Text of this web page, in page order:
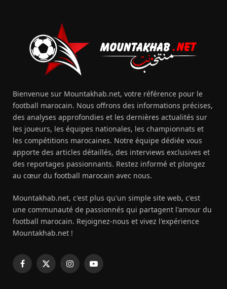
Bienvenue sur Mountakhab.net, votre référence pour le
football marocain. Nous offrons des informations précises,
des analyses approfondies et les dernières actualités sur
les joueurs, les équipes nationales, les championnats et
les compétitions marocaines. Notre équipe dédiée vous
apporte des articles détaillés, des interviews exclusives et
des reportages passionnants. Restez informé et plongez
au cœur du football marocain avec nous.
Mountakhab.net, c'est plus qu'un simple site web, c'est
une communauté de passionnés qui partagent l'amour du
football marocain. Rejoignez-nous et vivez l'expérience
Mountakhab.net !
Facebook
X
InstagramYouTube